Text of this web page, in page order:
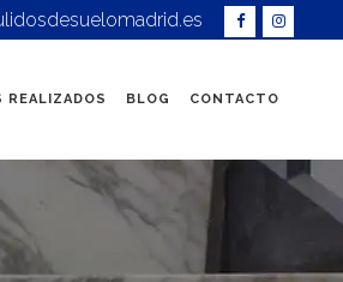
REALIZADOS BLOG CONTACTO